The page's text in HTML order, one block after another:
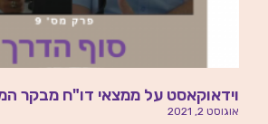
וידאוקאסט על ממצאי דו"ח מבקר
אוגוסט 2, 2021